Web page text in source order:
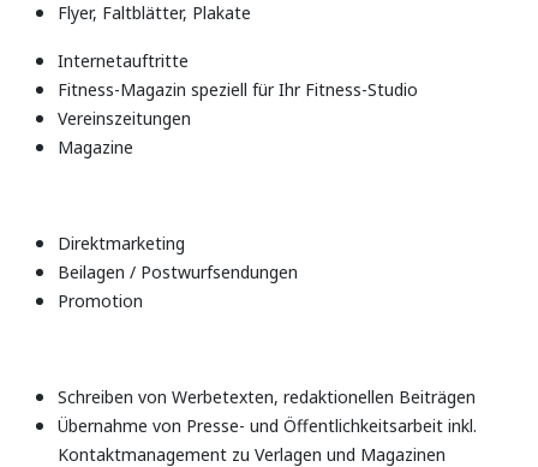
Flyer, Faltblätter, Plakate
Internetauftritte
Fitness-Magazin speziell für Ihr Fitness-Studio
Vereinszeitungen
Magazine
Direktmarketing
Beilagen / Postwurfsendungen
Promotion
Schreiben von Werbetexten, redaktionellen Beiträgen
Übernahme von Presse- und Öffentlichkeitsarbeit inkl.
Kontaktmanagement zu Verlagen und Magazinen